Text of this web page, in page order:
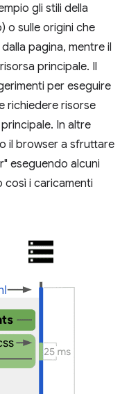
gli stili della
o sulle origini che
pagina, mentre il
principale. Il
per eseguire
richiedere risorse
In altre
il browser a sfruttare
eseguendo alcuni
così i caricamenti